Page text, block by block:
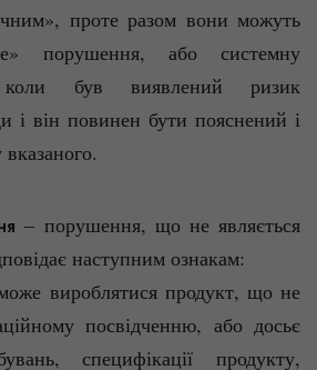
проте разом вони можуть
порушення, або системну
коли був виявлений ризик
і він повинен бути пояснений і
‒ порушення, що не являється
наступним ознакам:
вироблятися продукт, що не
посвідченню, або досьє
специфікації продукту,